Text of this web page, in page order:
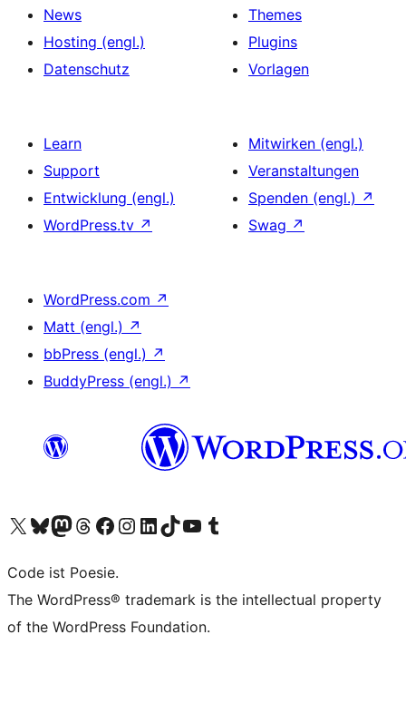
News
Hosting (engl.)
Datenschutz
Themes
Plugins
Vorlagen
Learn
Support
Entwicklung (engl.)
WordPress.tv ↗
Mitwirken (engl.)
Veranstaltungen
Spenden (engl.) ↗
Swag ↗
WordPress.com ↗
Matt (engl.) ↗
bbPress (engl.) ↗
BuddyPress (engl.) ↗
Unser X-Konto (früher Twitter) besuchen
Unser Bluesky-Konto besuchen
Unser Mastodon-Konto besuchen
Unser Threads-Konto besuchen
Unsere Facebook-Seite besuchen
Unser Instagram-Konto besuchen
Unser LinkedIn-Konto besuchen
Unser TikTok-Konto besuchen
Unseren YouTube-Kanal besuchen
Unser Tumblr-Konto besuchen
Code ist Poesie.
The WordPress® trademark is the intellectual property
of the WordPress Foundation.